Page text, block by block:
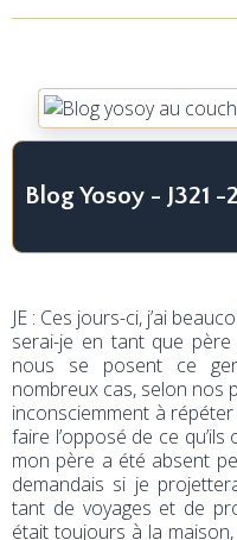
Blog Yosoy - J321
JE : Ces jours-ci, j’ai
serai-je en tant que père
nous se posent ce
nombreux cas, selon nos
inconsciemment à
faire l’opposé de ce
mon père a été absent
demandais si je
tant de voyages et de
était toujours à la